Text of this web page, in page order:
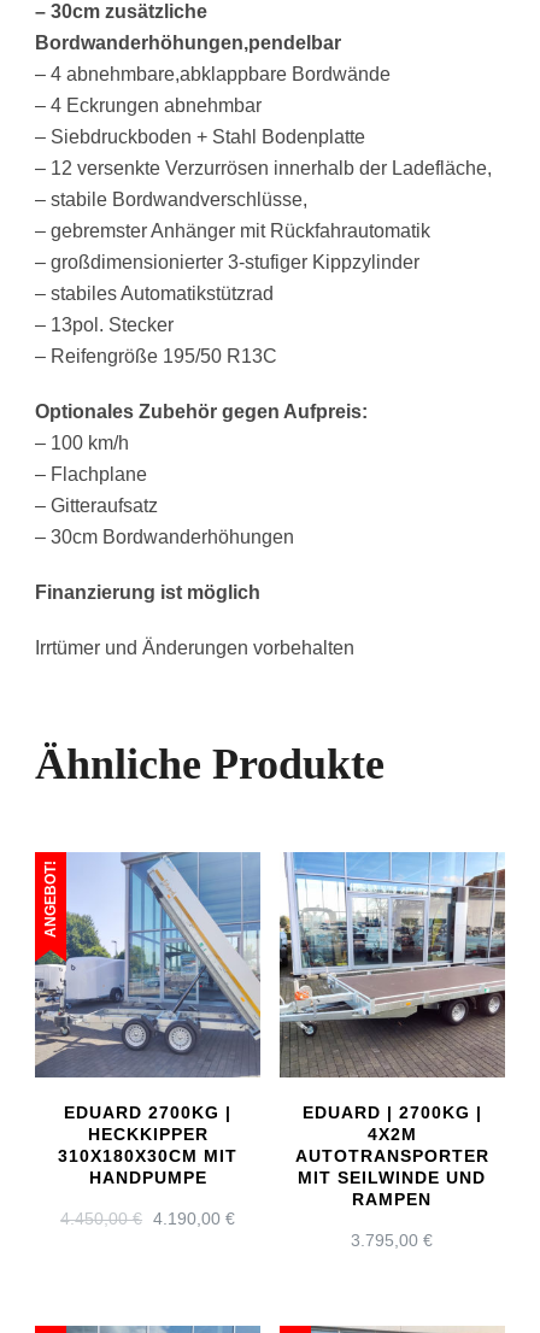
– 30cm zusätzliche
Bordwanderhöhungen,pendelbar
– 4 abnehmbare,abklappbare Bordwände
– 4 Eckrungen abnehmbar
– Siebdruckboden + Stahl Bodenplatte
– 12 versenkte Verzurrösen innerhalb der Ladefläche,
– stabile Bordwandverschlüsse,
– gebremster Anhänger mit Rückfahrautomatik
– großdimensionierter 3-stufiger Kippzylinder
– stabiles Automatikstützrad
– 13pol. Stecker
– Reifengröße 195/50 R13C
Optionales Zubehör gegen Aufpreis:
– 100 km/h
– Flachplane
– Gitteraufsatz
– 30cm Bordwanderhöhungen
Finanzierung ist möglich
Irrtümer und Änderungen vorbehalten
Ähnliche Produkte
ANGEBOT!
EDUARD 2700KG |
HECKKIPPER
310X180X30CM MIT
HANDPUMPE
4.450,00€ URSPRÜNGLICHER
4.190,00€AKTUELLER
EDUARD | 2700KG |
4X2M
AUTOTRANSPORTER
MIT SEILWINDE UND
RAMPEN
3.795,00€